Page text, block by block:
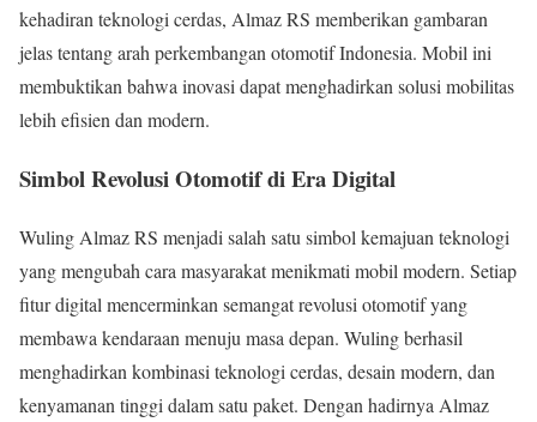
kehadiran teknologi cerdas, Almaz RS memberikan gambaran
jelas tentang arah perkembangan otomotif Indonesia. Mobil ini
membuktikan bahwa inovasi dapat menghadirkan solusi mobilitas
lebih efisien dan modern.
Simbol Revolusi Otomotif di Era Digital
Wuling Almaz RS menjadi salah satu simbol kemajuan teknologi
yang mengubah cara masyarakat menikmati mobil modern. Setiap
fitur digital mencerminkan semangat revolusi otomotif yang
membawa kendaraan menuju masa depan. Wuling berhasil
menghadirkan kombinasi teknologi cerdas, desain modern, dan
kenyamanan tinggi dalam satu paket. Dengan hadirnya Almaz